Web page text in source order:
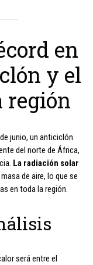
en
y el
región
junio, un anticiclón
del norte de África,
La radiación solar
de aire, lo que se
en toda la región.
será entre el